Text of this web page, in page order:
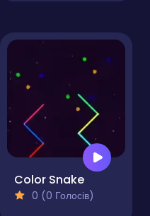
Color Snake
0 (0 Голосів)